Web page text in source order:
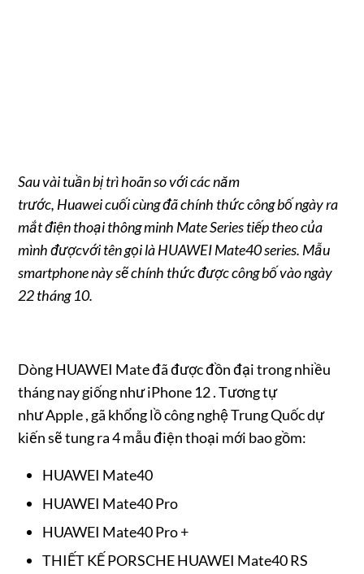
Sau vài tuần bị trì hoãn so với các năm
trước, Huawei cuối cùng đã chính thức công bố ngày ra
mắt điện thoại thông minh Mate Series tiếp theo của
mình đượcvới tên gọi là HUAWEI Mate40 series. Mẫu
smartphone này sẽ chính thức được công bố vào ngày
22 tháng 10.
Dòng HUAWEI Mate đã được đồn đại trong nhiều
tháng nay giống như iPhone 12 . Tương tự
như Apple , gã khổng lồ công nghệ Trung Quốc dự
kiến ​​sẽ tung ra 4 mẫu điện thoại mới bao gồm:
HUAWEI Mate40
HUAWEI Mate40 Pro
HUAWEI Mate40 Pro +
THIẾT KẾ PORSCHE HUAWEI Mate40 RS